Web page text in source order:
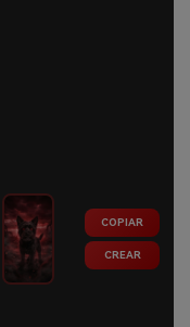
COPIAR
CREAR